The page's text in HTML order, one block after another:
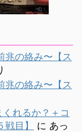
兆の絡み〜【ス
兆の絡み〜【ス
れるか？＋コ
目】
に あっ